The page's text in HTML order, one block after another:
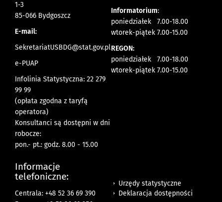
1-3
85-066 Bydgoszcz
E-mail:
SekretariatUSBDG@stat.gov.pl
e-PUAP
Infolinia Statystyczna: 22 279
99 99
(opłata zgodna z taryfą
operatora)
Konsultanci są dostępni w dni
robocze:
pon.- pt.: godz. 8.00 - 15.00
Informatorium:
poniedziałek 7.00-18.00
wtorek-piątek 7.00-15.00
REGON:
poniedziałek 7.00-18.00
wtorek-piątek 7.00-15.00
Informacje
telefoniczne:
Centrala: +48 52 36 69 390
Urzędy statystyczne
Deklaracja dostępności